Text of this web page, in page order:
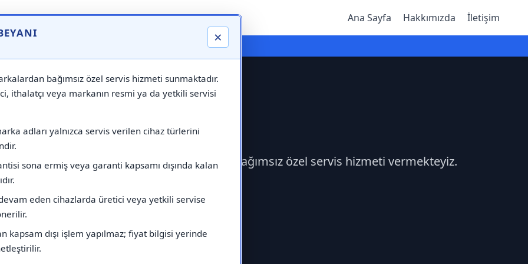
×
bağımsız özel servis hizmeti sunmaktadır.
ithalatçı veya markanın resmi ya da yetkili servisi
adları yalnızca servis verilen cihaz türlerini
sona ermiş veya garanti kapsamı dışında kalan
eden cihazlarda üretici veya yetkili servise
kapsam dışı işlem yapılmaz; fiyat bilgisi yerinde
Ana Sayfa Hakkımızda İletişim
⚠️ Markadan Bağımsız "Özel Servis" Hizmeti
Franke Servisi çağırabilirsiniz.Markadan bağımsız özel servis hizmeti vermekteyiz.